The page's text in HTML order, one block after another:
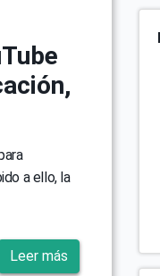
a ello, la
Leer más